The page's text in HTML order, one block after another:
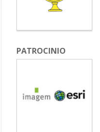
PATROCINIO